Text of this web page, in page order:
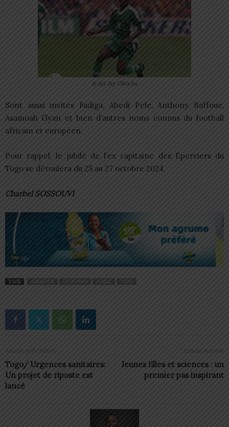
@ Jay Jay Okocha
Sont aussi invités Fadiga, Abedi Pele, Anthony Baffoue,
Asamoah Gyan et bien d’autres noms connus du football
africain et européen.
Pour rappel, le jubilé de l’ex capitaine des Eperviers du
Togo se déroulera du 25 au 27 octobre 2024.
Charbel SOSSOUVI
TAGS ADEBAYOR FEATURED JUBILÉ TOGO
Article précédent
Togo/ Urgences sanitaires:
Un projet de riposte est
lancé
Article suivant
Jeunes filles et sciences : un
premier pas inspirant